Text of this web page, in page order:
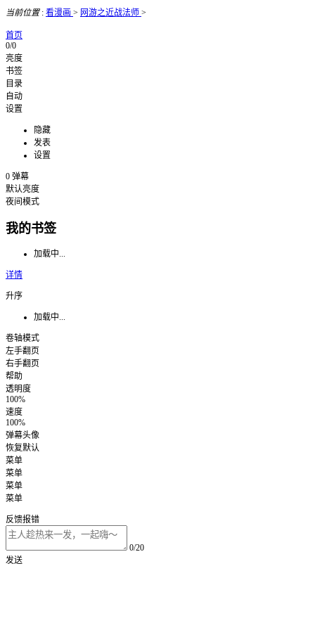
当前位置: 看漫画 > 网游之近战法师 >
首页
0/0
亮度
书签
目录
自动
设置
隐藏
发表
设置
0 弹幕
默认亮度
夜间模式
我的书签
加载中...
详情
升序
加载中...
卷轴模式
左手翻页
右手翻页
帮助
透明度
100%
速度
100%
弹幕头像
恢复默认
菜单
菜单
菜单
菜单
反馈报错
0/20
发送